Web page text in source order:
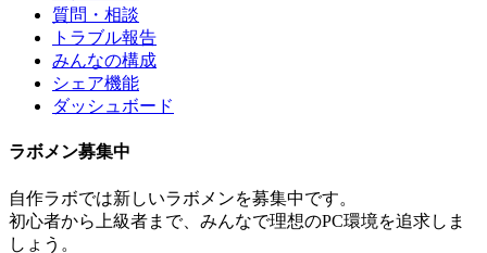
質問・相談
トラブル報告
みんなの構成
シェア機能
ダッシュボード
ラボメン募集中
自作ラボでは新しいラボメンを募集中です。
初心者から上級者まで、みんなで理想のPC環境を追求しま
しょう。